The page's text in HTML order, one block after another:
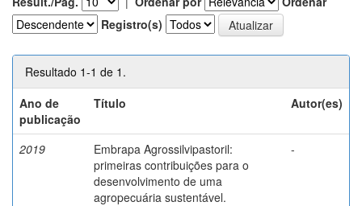
Registro(s)
Resultado 1-1 de 1.
Ano de
publicação
Título Autor(es)
2019
Embrapa Agrossilvipastoril:
primeiras contribuições para o
desenvolvimento de uma
agropecuária sustentável.
-